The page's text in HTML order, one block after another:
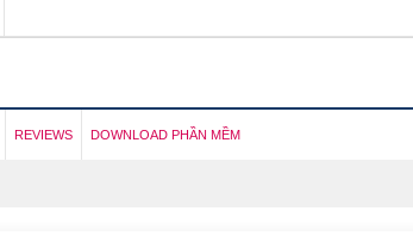
REVIEWS DOWNLOAD PHẦN MỀM